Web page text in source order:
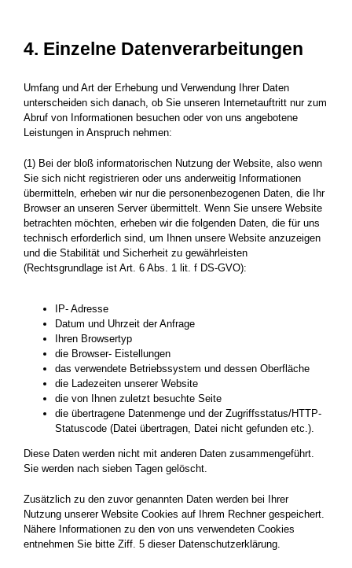
4. Einzelne Datenverarbeitungen
Umfang und Art der Erhebung und Verwendung Ihrer Daten
unterscheiden sich danach, ob Sie unseren Internetauftritt nur zum
Abruf von Informationen besuchen oder von uns angebotene
Leistungen in Anspruch nehmen:
(1) Bei der bloß informatorischen Nutzung der Website, also wenn
Sie sich nicht registrieren oder uns anderweitig Informationen
übermitteln, erheben wir nur die personenbezogenen Daten, die Ihr
Browser an unseren Server übermittelt. Wenn Sie unsere Website
betrachten möchten, erheben wir die folgenden Daten, die für uns
technisch erforderlich sind, um Ihnen unsere Website anzuzeigen
und die Stabilität und Sicherheit zu gewährleisten
(Rechtsgrundlage ist Art. 6 Abs. 1 lit. f DS-GVO):
IP- Adresse
Datum und Uhrzeit der Anfrage
Ihren Browsertyp
die Browser- Eistellungen
das verwendete Betriebssystem und dessen Oberfläche
die Ladezeiten unserer Website
die von Ihnen zuletzt besuchte Seite
die übertragene Datenmenge und der Zugriffsstatus/HTTP-
Statuscode (Datei übertragen, Datei nicht gefunden etc.).
Diese Daten werden nicht mit anderen Daten zusammengeführt.
Sie werden nach sieben Tagen gelöscht.
Zusätzlich zu den zuvor genannten Daten werden bei Ihrer
Nutzung unserer Website Cookies auf Ihrem Rechner gespeichert.
Nähere Informationen zu den von uns verwendeten Cookies
entnehmen Sie bitte Ziff. 5 dieser Datenschutzerklärung.